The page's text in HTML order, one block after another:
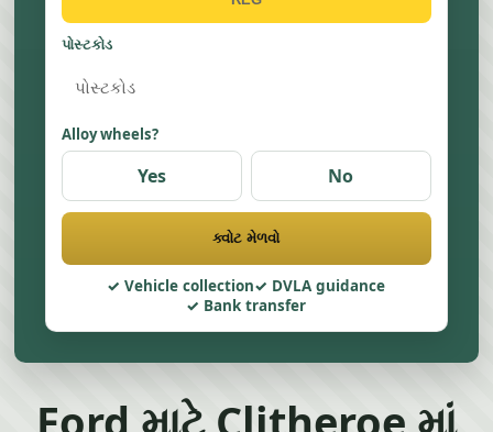
પોસ્ટકોડ
Alloy wheels?
Yes No
ક્વોટ મેળવો
Vehicle collection
DVLA guidance
Bank transfer
Ford માટે Clitheroe માં